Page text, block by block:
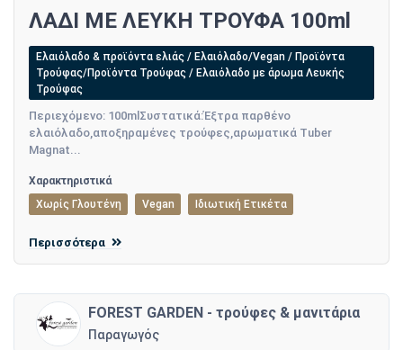
ΛΑΔΙ ΜΕ ΛΕΥΚΗ ΤΡΟΥΦΑ 100ml
Ελαιόλαδο & προϊόντα ελιάς / Ελαιόλαδο/Vegan / Προϊόντα
Τρούφας/Προϊόντα Τρούφας / Ελαιόλαδο με άρωμα Λευκής
Τρούφας
Περιεχόμενο: 100mlΣυστατικά:Έξτρα παρθένο
ελαιόλαδο,αποξηραμένες τρούφες,αρωματικά Tuber
Magnat...
Χαρακτηριστικά
Χωρίς Γλουτένη
Vegan Ιδιωτική Ετικέτα
Περισσότερα
FOREST GARDEN - τρούφες & μανιτάρια
Παραγωγός